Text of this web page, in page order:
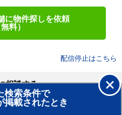
に物件探しを依頼
無料）
配信停止はこちら
検索条件で
掲載されたとき
相談する